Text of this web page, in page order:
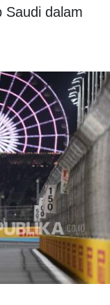
Saudi dalam